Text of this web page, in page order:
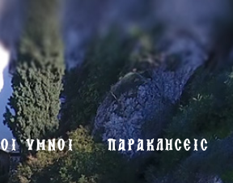
ΥΜΝΟΙ ΠΑΡΑΚΛΗΣΕΙΣ